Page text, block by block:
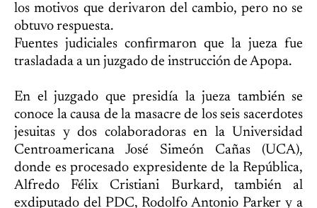
los motivos que derivaron del cambio, pero no se
obtuvo respuesta.
Fuentes judiciales confirmaron que la jueza fue
trasladada a un juzgado de instrucción de Apopa.
En el juzgado que presidía la jueza también se
conoce la causa de la masacre de los seis sacerdotes
jesuitas y dos colaboradoras en la Universidad
Centroamericana José Simeón Cañas (UCA),
donde es procesado expresidente de la República,
Alfredo Félix Cristiani Burkard, también al
exdiputado del PDC, Rodolfo Antonio Parker y a